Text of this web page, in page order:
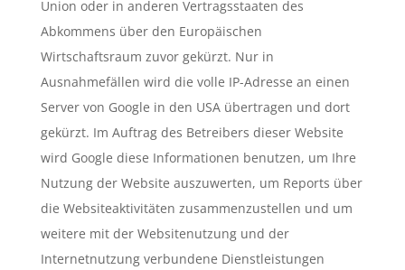
Union oder in anderen Vertragsstaaten des
Abkommens über den Europäischen
Wirtschaftsraum zuvor gekürzt. Nur in
Ausnahmefällen wird die volle IP-Adresse an einen
Server von Google in den USA übertragen und dort
gekürzt. Im Auftrag des Betreibers dieser Website
wird Google diese Informationen benutzen, um Ihre
Nutzung der Website auszuwerten, um Reports über
die Websiteaktivitäten zusammenzustellen und um
weitere mit der Websitenutzung und der
Internetnutzung verbundene Dienstleistungen